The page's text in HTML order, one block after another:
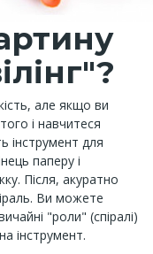
але якщо ви
і навчитеся
інструмент для
паперу і
Після, акуратно
Ви можете
"роли" (спіралі)
інструмент.